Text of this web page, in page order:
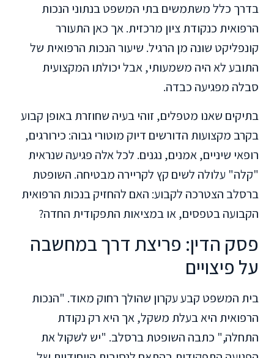
בדרך כלל משתמשים בתי המשפט בנתוני הנכות
הרפואית כנקודת ציון מרכזית. אך כאן התעורר
קונפליקט שונה מן הרגיל. שיעור הנכות הרפואית של
התובע לא היה משמעותי, אבל יכולתו המקצועית
סבלה מפגיעה כבדה.
בתיקים שאנו מטפלים, זוהי בעיה שחוזרת באופן קבוע
בקרב מקצועות הדורשים דיוק מוטורי גבוה: כירורגים,
רופאי שיניים, אמנים, נגנים. לכל אלה פגיעה שנראית
"קלה" עלולה לשים קץ לקריירה מבטיחה. השופטת
ברסלב הצטרכה לקבוע: האם להחזיק בנכות הרפואית
הקבועה בטפסים, או במציאות התפקודית החדה?
פסק הדין: פריצת דרך במחשבה
על פיצויים
בית המשפט קבע עקרון שהולך רחוק מאוד. "הנכות
הרפואית היא בעלת משקל, אך היא רק נקודת
התחלה," כתבה השופטת ברסלב. "יש לשקול את